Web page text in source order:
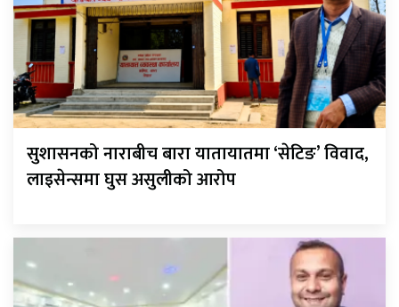
सुशासनको नाराबीच बारा यातायातमा ‘सेटिङ’ विवाद,
लाइसेन्समा घुस असुलीको आरोप